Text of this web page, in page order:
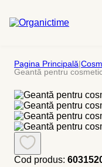
Pagina Principală|
Geantă pentru
Cod produs: